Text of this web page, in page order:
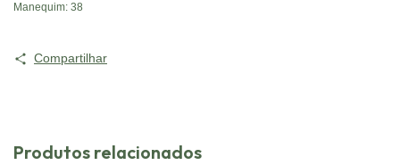
Manequim: 38
Compartilhar
Produtos relacionados